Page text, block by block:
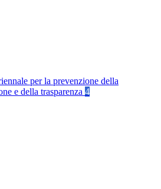
per la prevenzione della
e della trasparenza 4